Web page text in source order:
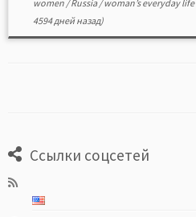
women /Russia/woman’s everyday life
4594 дней назад)
Ссылки соцсетей